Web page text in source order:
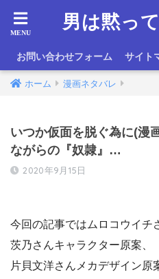
男は黙っ
お問い合わせフォーム サイト
ホーム 漫画ネタバレ
いつか仮面を脱ぐ為に(漫
ながらの『奴隷』…
2020年9月15日
今回の記事ではムロコウイチ
茨乃さんキャラクター原案、
片貝文洋さんメカデザイン原